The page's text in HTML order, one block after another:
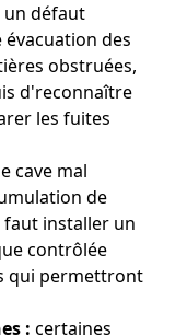
un défaut
des
obstruées,
d'reconnaître
les fuites
cave mal
de
installer un
contrôlée
qui permettront
: certaines